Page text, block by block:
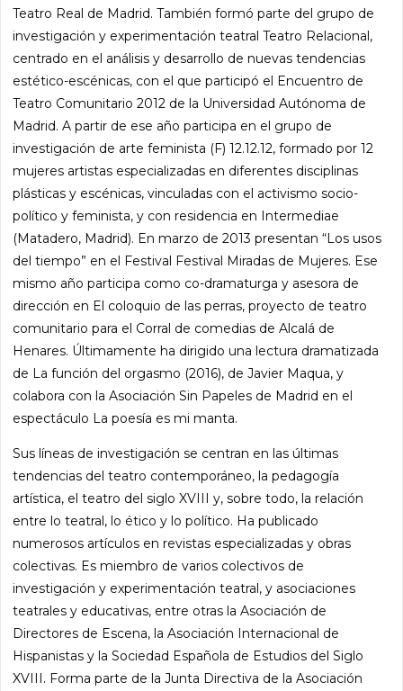
Teatro Real de Madrid. También formó parte del grupo de
investigación y experimentación teatral Teatro Relacional,
centrado en el análisis y desarrollo de nuevas tendencias
estético-escénicas, con el que participó el Encuentro de
Teatro Comunitario 2012 de la Universidad Autónoma de
Madrid. A partir de ese año participa en el grupo de
investigación de arte feminista (F) 12.12.12, formado por 12
mujeres artistas especializadas en diferentes disciplinas
plásticas y escénicas, vinculadas con el activismo socio-
político y feminista, y con residencia en Intermediae
(Matadero, Madrid). En marzo de 2013 presentan “Los usos
del tiempo” en el Festival Festival Miradas de Mujeres. Ese
mismo año participa como co-dramaturga y asesora de
dirección en El coloquio de las perras, proyecto de teatro
comunitario para el Corral de comedias de Alcalá de
Henares. Últimamente ha dirigido una lectura dramatizada
de La función del orgasmo (2016), de Javier Maqua, y
colabora con la Asociación Sin Papeles de Madrid en el
espectáculo La poesía es mi manta.
Sus líneas de investigación se centran en las últimas
tendencias del teatro contemporáneo, la pedagogía
artística, el teatro del siglo XVIII y, sobre todo, la relación
entre lo teatral, lo ético y lo político. Ha publicado
numerosos artículos en revistas especializadas y obras
colectivas. Es miembro de varios colectivos de
investigación y experimentación teatral, y asociaciones
teatrales y educativas, entre otras la Asociación de
Directores de Escena, la Asociación Internacional de
Hispanistas y la Sociedad Española de Estudios del Siglo
XVIII. Forma parte de la Junta Directiva de la Asociación